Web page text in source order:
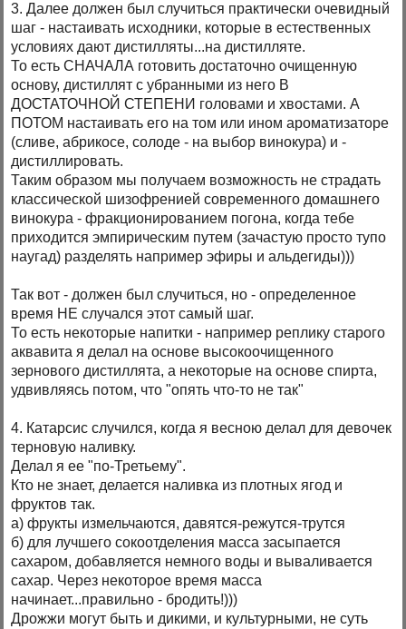
3. Далее должен был случиться практически очевидный
шаг - настаивать исходники, которые в естественных
условиях дают дистилляты...на дистилляте.
То есть СНАЧАЛА готовить достаточно очищенную
основу, дистиллят с убранными из него В
ДОСТАТОЧНОЙ СТЕПЕНИ головами и хвостами. А
ПОТОМ настаивать его на том или ином ароматизаторе
(сливе, абрикосе, солоде - на выбор винокура) и -
дистиллировать.
Таким образом мы получаем возможность не страдать
классической шизофренией современного домашнего
винокура - фракционированием погона, когда тебе
приходится эмпирическим путем (зачастую просто тупо
наугад) разделять например эфиры и альдегиды)))
Так вот - должен был случиться, но - определенное
время НЕ случался этот самый шаг.
То есть некоторые напитки - например реплику старого
аквавита я делал на основе высокоочищенного
зернового дистиллята, а некоторые на основе спирта,
удвивляясь потом, что "опять что-то не так"
4. Катарсис случился, когда я весною делал для девочек
терновую наливку.
Делал я ее "по-Третьему".
Кто не знает, делается наливка из плотных ягод и
фруктов так.
а) фрукты измельчаются, давятся-режутся-трутся
б) для лучшего сокоотделения масса засыпается
сахаром, добавляется немного воды и вываливается
сахар. Через некоторое время масса
начинает...правильно - бродить!)))
Дрожжи могут быть и дикими, и культурными, не суть